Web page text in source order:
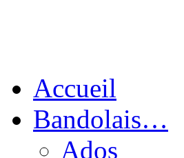
Accueil
Bandolais…
Ados